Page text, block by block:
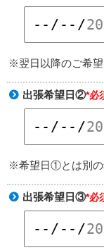
※翌日以降のご希望
出張希望日②*必
※希望日①とは別の
出張希望日③*必